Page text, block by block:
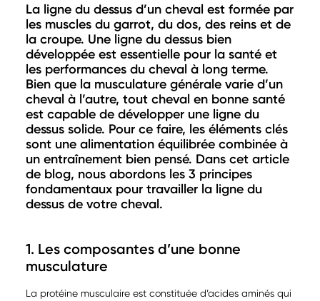
La ligne du dessus d’un cheval est formée par
les muscles du garrot, du dos, des reins et de
la croupe. Une ligne du dessus bien
développée est essentielle pour la santé et
les performances du cheval à long terme.
Bien que la musculature générale varie d’un
cheval à l’autre, tout cheval en bonne santé
est capable de développer une ligne du
dessus solide. Pour ce faire, les éléments clés
sont une alimentation équilibrée combinée à
un entraînement bien pensé. Dans cet article
de blog, nous abordons les 3 principes
fondamentaux pour travailler la ligne du
dessus de votre cheval.
1. Les composantes d’une bonne
musculature
La protéine musculaire est constituée d’acides aminés qui